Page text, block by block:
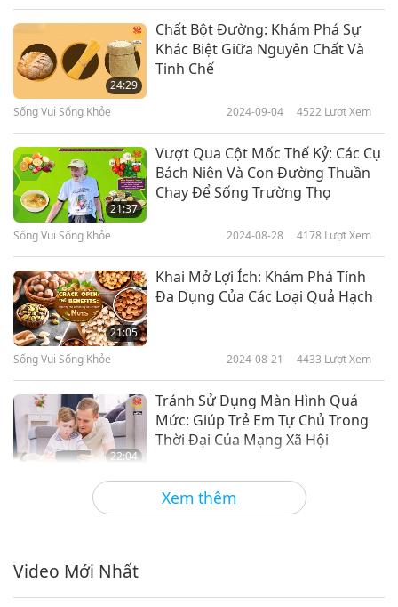
Xem thêm
24:29
Chất Bột Đường: Khám Phá Sự
Khác Biệt Giữa Nguyên Chất Và
Tinh Chế
Sống Vui Sống Khỏe 2024-09-04 4522 Lượt Xem
21:37
Vượt Qua Cột Mốc Thế Kỷ: Các Cụ
Bách Niên Và Con Đường Thuần
Chay Để Sống Trường Thọ
Sống Vui Sống Khỏe 2024-08-28 4178 Lượt Xem
21:05
Khai Mở Lợi Ích: Khám Phá Tính
Đa Dụng Của Các Loại Quả Hạch
Sống Vui Sống Khỏe 2024-08-21 4433 Lượt Xem
22:04
Tránh Sử Dụng Màn Hình Quá
Mức: Giúp Trẻ Em Tự Chủ Trong
Thời Đại Của Mạng Xã Hội
Sống Vui Sống Khỏe 2024-08-14 4313
18:48
Video Mới Nhất